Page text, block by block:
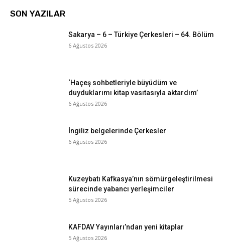
SON YAZILAR
Sakarya – 6 – Türkiye Çerkesleri – 64. Bölüm
6 Ağustos 2026
‘Haçeş sohbetleriyle büyüdüm ve
duyduklarımı kitap vasıtasıyla aktardım’
6 Ağustos 2026
İngiliz belgelerinde Çerkesler
6 Ağustos 2026
Kuzeybatı Kafkasya’nın sömürgeleştirilmesi
sürecinde yabancı yerleşimciler
5 Ağustos 2026
KAFDAV Yayınları’ndan yeni kitaplar
5 Ağustos 2026